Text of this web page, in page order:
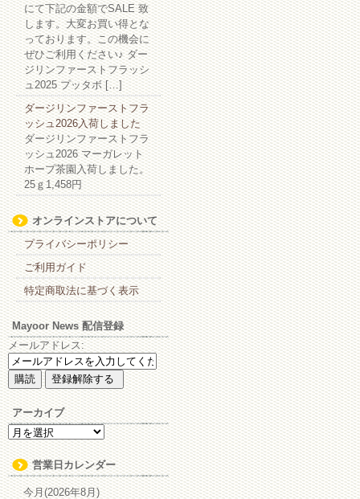
にて下記の金額でSALE 致
します。大変お買い得とな
っております。この機会に
ぜひご利用ください♪ ダー
ジリンファーストフラッシ
ュ2025 プッタボ […]
ダージリンファーストフラ
ッシュ2026入荷しました
ダージリンファーストフラ
ッシュ2026 マーガレット
ホープ茶園入荷しました。
25ｇ1,458円
オンラインストアについて
プライバシーポリシー
ご利用ガイド
特定商取法に基づく表示
Mayoor News 配信登録
メールアドレス:
アーカイブ
ア
ー
カ
イ
ブ
営業日カレンダー
今月(2026年8月)